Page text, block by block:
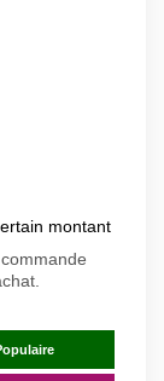
montant